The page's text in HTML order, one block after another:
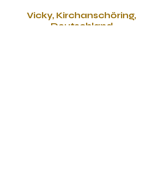
Vicky, Kirchanschöring,
Deutschland